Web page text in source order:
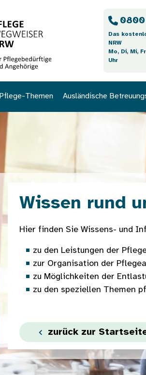
Das
NRW
Mo, Di, Mi,
Uhr
Pflege-Themen Ausländische
Wissen rund
Hier finden Sie Wissens- und
zu den Leistungen der
zur Organisation der
zu Möglichkeiten der
zu den speziellen Themen
zurück zur